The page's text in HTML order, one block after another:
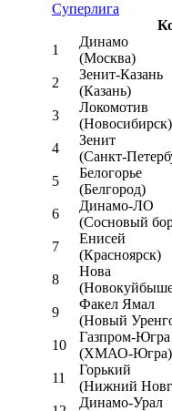
Суперлига
1
Динамо
(Москва)
2
Зенит-Казань
(Казань)
3
Локомотив
(Новосибирск)
4
Зенит
(Санкт-
5
Белогорье
(Белгород)
6
Динамо-ЛО
(Сосновый
7
Енисей
(Красноярск)
8
Нова
9
Факел Ямал
(Новый
10
Газпром-Югра
(ХМАО-Югра)
11
Горький
(Нижний
Динамо-Урал